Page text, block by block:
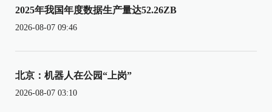
2025年我国年度数据生产量达52.26ZB
2026-08-07 09:46
北京：机器人在公园“上岗”
2026-08-07 03:10